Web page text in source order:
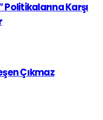
Karşı
Çıkmaz